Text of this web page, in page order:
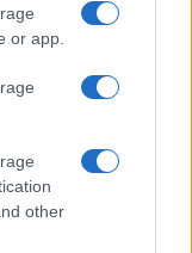
or app.
other
meno alla
una